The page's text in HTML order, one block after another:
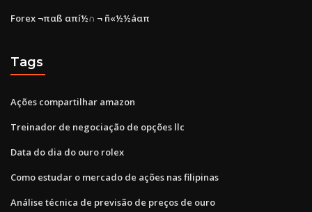
Forex ¬παß απí½∩ ¬ ñ«½½áαπ
Tags
Ações compartilhar amazon
Treinador de negociação de opções llc
Data do dia do ouro rolex
Como estudar o mercado de ações nas filipinas
Análise técnica de previsão de preços de ouro